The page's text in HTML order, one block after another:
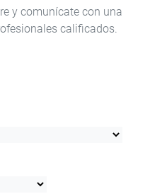
y comunícate con una
calificados.